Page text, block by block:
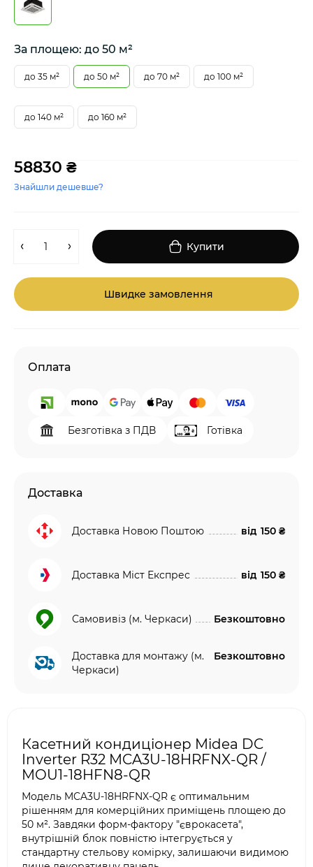
За площею: до 50 м²
до 35 м² до 50 м² до 70 м² до 100 м²
до 140 м² до 160 м²
58830 ₴
Знайшли дешевше?
Купити
Швидке замовлення
Оплата
Безготівка з ПДВ Готівка
Доставка
Доставка Новою Поштою від 150 ₴
Доставка Міст Експрес від 150 ₴
Самовивіз (м. Черкаси) Безкоштовно
Доставка для монтажу (м.
Черкаси)
Безкоштовно
Касетний кондиціонер Midea DC
Inverter R32 MCA3U-18HRFNX-QR /
MOU1-18HFN8-QR
Модель MCA3U-18HRFNX-QR є оптимальним
рішенням для комерційних приміщень площею до
50 м². Завдяки форм-фактору "єврокасета",
внутрішній блок повністю інтегрується у
стандартну стельову комірку, залишаючи видимою